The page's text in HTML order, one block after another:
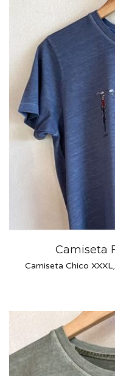
Camiseta
Camiseta Chico XXXL,